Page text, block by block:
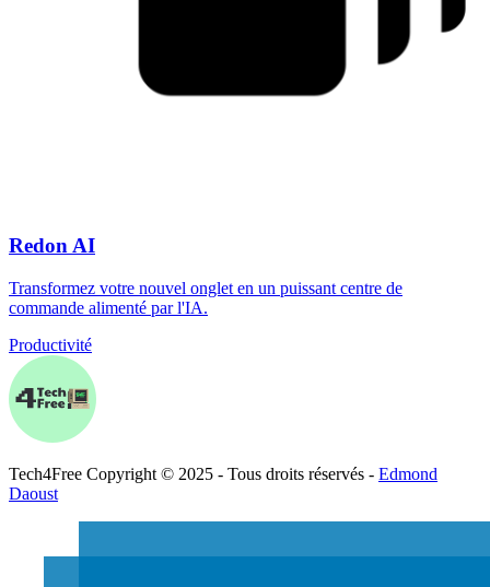
Redon AI
Transformez votre nouvel onglet en un puissant centre de
commande alimenté par l'IA.
Productivité
Tech4Free Copyright © 2025 - Tous droits réservés - Edmond
Daoust